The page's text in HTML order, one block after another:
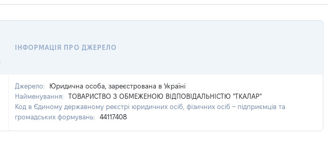
ІНФОРМАЦІЯ ПРО ДЖЕРЕЛО
Джерело:
Юридична особа, зареєстрована в Україні
Найменування:
ТОВАРИСТВО З ОБМЕЖЕНОЮ ВІДПОВІДАЛЬНІСТЮ "ТКАЛАР"
Код в Єдиному державному реєстрі юридичних осіб, фізичних осіб – підприємців та
громадських формувань:
44117408